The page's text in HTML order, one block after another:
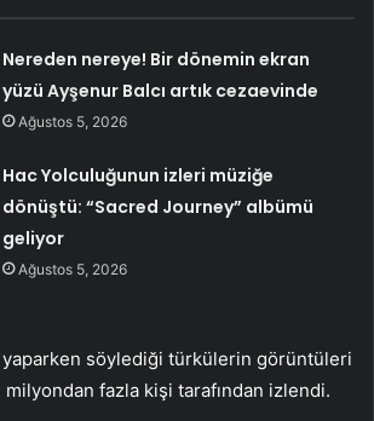
Nereden nereye! Bir dönemin ekran
yüzü Ayşenur Balcı artık cezaevinde
Ağustos 5, 2026
Hac Yolculuğunun izleri müziğe
dönüştü: “Sacred Journey” albümü
geliyor
Ağustos 5, 2026
yaparken söylediği türkülerin görüntüleri
milyondan fazla kişi tarafından izlendi.